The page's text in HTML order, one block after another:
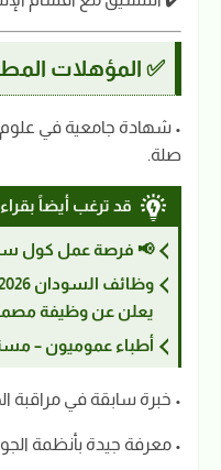
✅ المؤهلات
• شهادة جامعية في علوم
صلة.
قد ترغب أيضاً
📢 فرصة عمل كول سنتر 2026 | وظائف بنك
يعلن عن وظيفة
أطباء عموميون –
• خبرة سابقة في مراقبة
• معرفة جيدة بأنظمة